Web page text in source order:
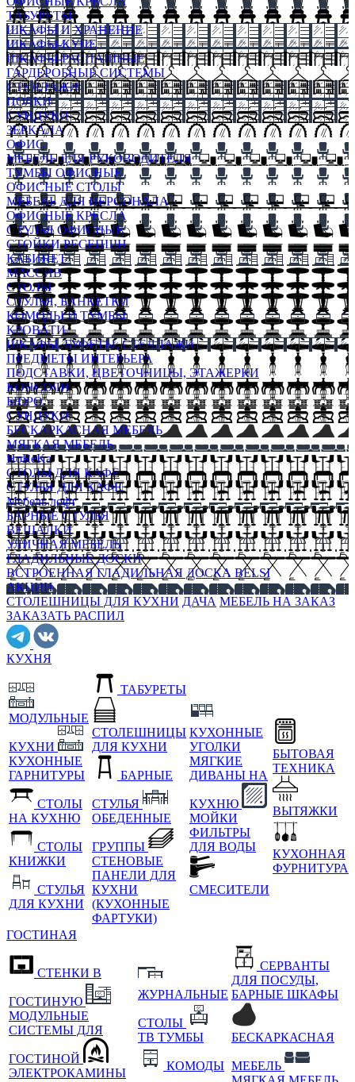
ТАБУРЕТЫ
ШКАФЫ И ХРАНЕНИЕ
ШКАФЫ-КУПЕ
ШКАФЫ-РАСПАШНЫЕ
ГАРДЕРОБНЫЕ СИСТЕМЫ
СТЕЛЛАЖИ
ПОЛКИ
СУНДУКИ
ЗЕРКАЛА
ОФИС
МЕБЕЛЬ ДЛЯ РУКОВОДИТЕЛЯ
ТУМБЫ ОФИСНЫЕ
ОФИСНЫЕ СТОЛЫ
МЕБЕЛЬ ДЛЯ ПЕРСОНАЛА
ОФИСНЫЕ КРЕСЛА
СТУЛЬЯ ОФИСНЫЕ
СТОЙКИ РЕСЕПШН
КАБИНЕТ
МАССИВ
СТОЛЫ
СТУЛЬЯ, БАНКЕТКИ
КОМОДЫ И ТУМБЫ
КРОВАТИ
ШКАФЫ, БУФЕТЫ, СТЕЛЛАЖИ
ПРЕДМЕТЫ ИНТЕРЬЕРА
ПОДСТАВКИ, ЦВЕТОЧНИЦЫ, ЭТАЖЕРКИ
КОНСОЛИ
БЮРО
СУНДУКИ
БЕСКАРКАСНАЯ МЕБЕЛЬ
МЯГКАЯ МЕБЕЛЬ
HoReKa
СТОЛЫ ДЛЯ КАФЕ
СТУЛЬЯ ДЛЯ КАФЕ
Мебель лофт
БАРНЫЕ СТУЛЬЯ
ВЕШАЛКИ
УЛИЧНАЯ МЕБЕЛЬ
ГЛАДИЛЬНЫЕ ДОСКИ
ВСТРОЕННАЯ ГЛАДИЛЬНАЯ ДОСКА BELSI
АКЦИИ
СТОЛЕШНИЦЫ ДЛЯ КУХНИ ДАЧА МЕБЕЛЬ НА ЗАКАЗ
ЗАКАЗАТЬ РАСПИЛ
КУХНЯ
МОДУЛЬНЫЕ
КУХНИ
КУХОННЫЕ
ГАРНИТУРЫ
СТОЛЫ
НА КУХНЮ
СТОЛЫ
КНИЖКИ
СТУЛЬЯ
ДЛЯ КУХНИ
ТАБУРЕТЫ
СТОЛЕШНИЦЫ
ДЛЯ КУХНИ
БАРНЫЕ
СТУЛЬЯ
ОБЕДЕННЫЕ
ГРУППЫ
СТЕНОВЫЕ
ПАНЕЛИ ДЛЯ
КУХНИ
(КУХОННЫЕ
ФАРТУКИ)
КУХОННЫЕ
УГОЛКИ
МЯГКИЕ
ДИВАНЫ НА
КУХНЮ
МОЙКИ
ФИЛЬТРЫ
ДЛЯ ВОДЫ
СМЕСИТЕЛИ
БЫТОВАЯ
ТЕХНИКА
ВЫТЯЖКИ
КУХОННАЯ
ФУРНИТУРА
ГОСТИНАЯ
СТЕНКИ В
ГОСТИНУЮ
МОДУЛЬНЫЕ
СИСТЕМЫ ДЛЯ
ГОСТИНОЙ
ЭЛЕКТРОКАМИНЫ
ЖУРНАЛЬНЫЕ
СТОЛЫ
ТВ ТУМБЫ
КОМОДЫ
СЕРВАНТЫ
ДЛЯ ПОСУДЫ,
БАРНЫЕ ШКАФЫ
БЕСКАРКАСНАЯ
МЕБЕЛЬ